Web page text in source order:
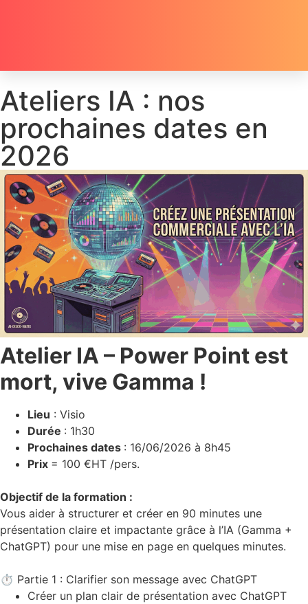
Ateliers IA : nos
prochaines dates en
2026
Atelier IA – Power Point est
mort, vive Gamma !
Lieu : Visio
Durée : 1h30
Prochaines dates : 16/06/2026 à 8h45
Prix = 100 €HT /pers.
Objectif de la formation :
Vous aider à structurer et créer en 90 minutes une
présentation claire et impactante grâce à l’IA (Gamma +
ChatGPT) pour une mise en page en quelques minutes.
⏱️ Partie 1 : Clarifier son message avec ChatGPT
Créer un plan clair de présentation avec ChatGPT